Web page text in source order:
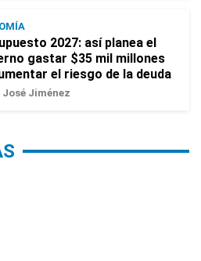
2027: así planea el
gastar $35 mil millones
el riesgo de la deuda
Jiménez